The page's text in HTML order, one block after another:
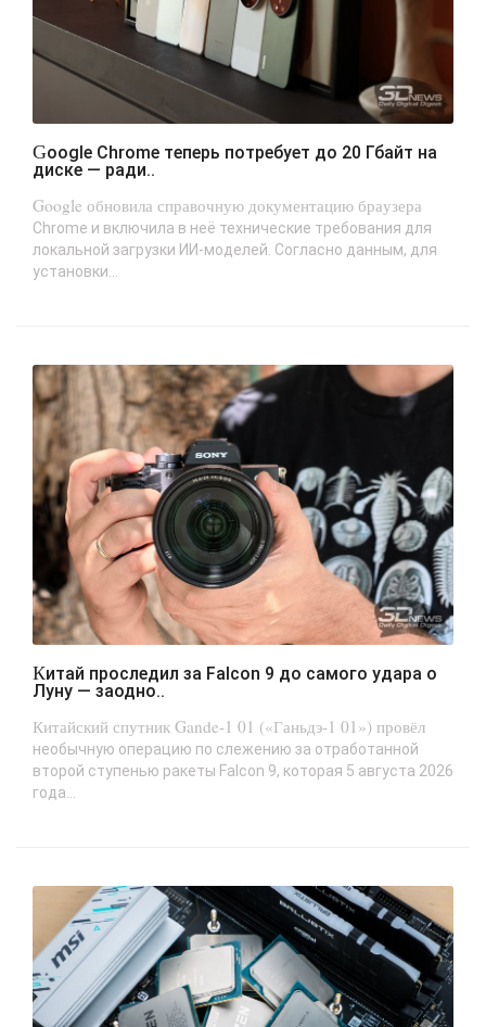
Google Chrome теперь потребует до 20 Гбайт на
диске — ради..
Google обновила справочную документацию браузера
Chrome и включила в неё технические требования для
локальной загрузки ИИ-моделей. Согласно данным, для
установки...
Китай проследил за Falcon 9 до самого удара о
Луну — заодно..
Китайский спутник Gande-1 01 («Ганьдэ-1 01») провёл
необычную операцию по слежению за отработанной
второй ступенью ракеты Falcon 9, которая 5 августа 2026
года...